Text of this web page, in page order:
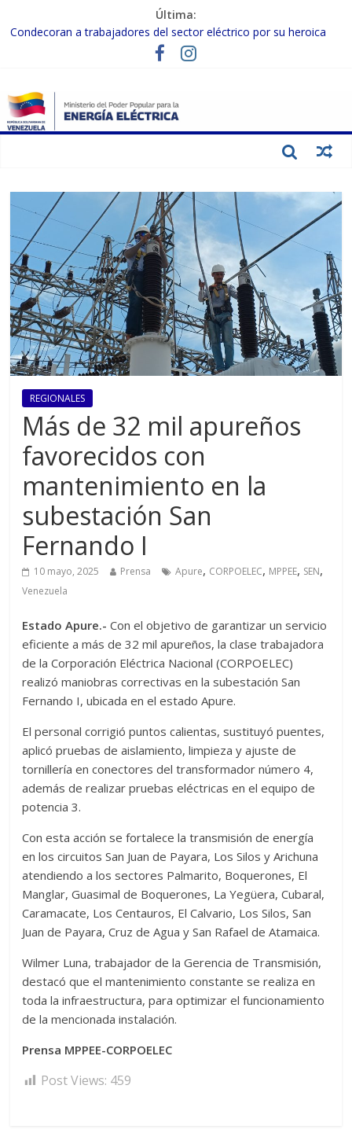
Última:
Condecoran a trabajadores del sector eléctrico por su heroica
labor tras el doble sismo del 24-J
Gobierno Nacional coordina acciones con el sector privado para
Inspeccionan trabajos de rehabilitación en instalaciones del SEN
en Carabobo
Gobierno Nacional activa plan preventivo para fortalecer el SEN
REGIONALES
Más de 32 mil apureños
favorecidos con
mantenimiento en la
subestación San
Fernando I
10 mayo, 2025 Prensa Apure, CORPOELEC, MPPEE, SEN,
Venezuela
Estado Apure.- Con el objetivo de garantizar un servicio
eficiente a más de 32 mil apureños, la clase trabajadora
de la Corporación Eléctrica Nacional (CORPOELEC)
realizó maniobras correctivas en la subestación San
Fernando I, ubicada en el estado Apure.
El personal corrigió puntos calientas, sustituyó puentes,
aplicó pruebas de aislamiento, limpieza y ajuste de
tornillería en conectores del transformador número 4,
además de realizar pruebas eléctricas en el equipo de
potencia 3.
Con esta acción se fortalece la transmisión de energía
en los circuitos San Juan de Payara, Los Silos y Arichuna
atendiendo a los sectores Palmarito, Boquerones, El
Manglar, Guasimal de Boquerones, La Yegüera, Cubaral,
Caramacate, Los Centauros, El Calvario, Los Silos, San
Juan de Payara, Cruz de Agua y San Rafael de Atamaica.
Wilmer Luna, trabajador de la Gerencia de Transmisión,
destacó que el mantenimiento constante se realiza en
toda la infraestructura, para optimizar el funcionamiento
de la mencionada instalación.
Prensa MPPEE-CORPOELEC
Post Views: 459